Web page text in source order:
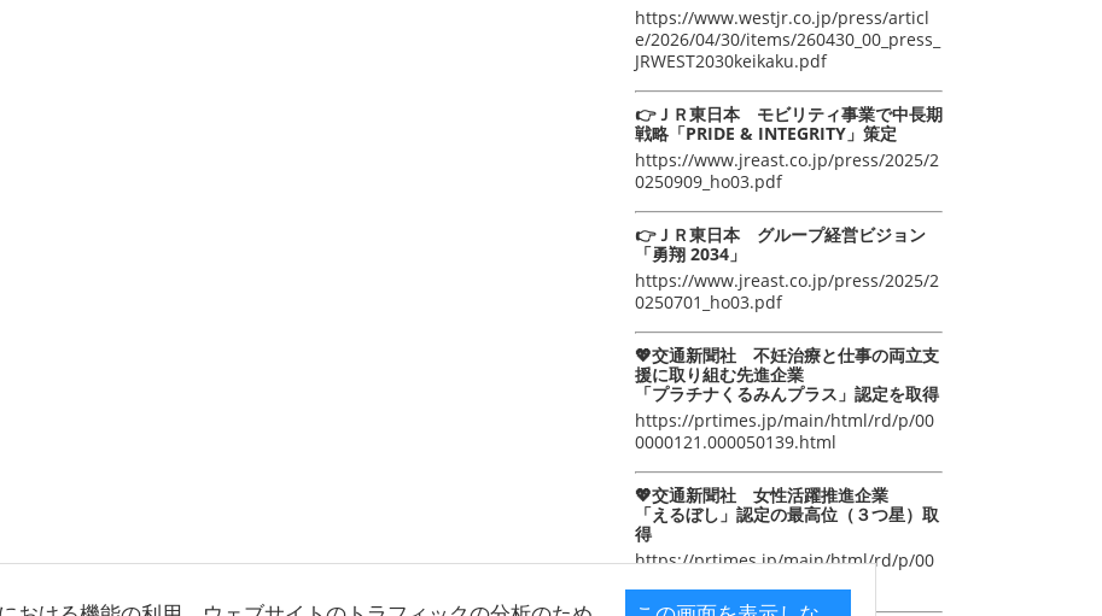
https://www.westjr.co.jp/press/articl
e/2026/04/30/items/260430_00_press_
JRWEST2030keikaku.pdf
👉ＪＲ東日本 モビリティ事業で中長期
戦略「PRIDE & INTEGRITY」策定
https://www.jreast.co.jp/press/2025/2
0250909_ho03.pdf
👉ＪＲ東日本 グループ経営ビジョン
「勇翔 2034」
https://www.jreast.co.jp/press/2025/2
0250701_ho03.pdf
💖交通新聞社 不妊治療と仕事の両立支
援に取り組む先進企業
「プラチナくるみんプラス」認定を取得
https://prtimes.jp/main/html/rd/p/00
0000121.000050139.html
💖交通新聞社 女性活躍推進企業
「えるぼし」認定の最高位（３つ星）取
得
https://prtimes.jp/main/html/rd/p/00